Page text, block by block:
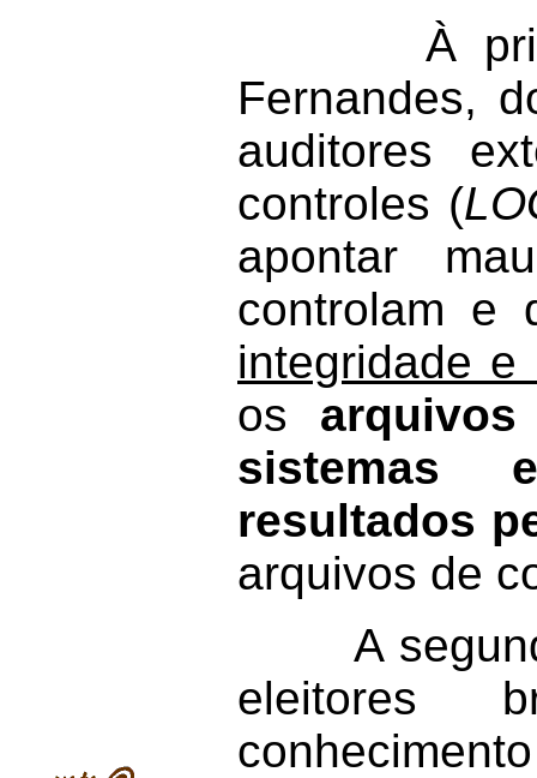
À
Fernandes,
auditores
controles (
apontar
controlam e
integridade
os
sistemas
resultados
arquivos de
A segunda
eleitores